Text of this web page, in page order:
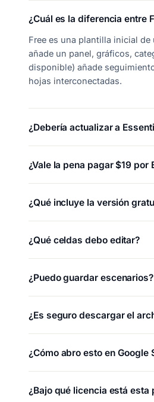
¿Cuál es la diferencia entre
Free es una plantilla inicial
añade un panel, gráficos,
disponible) añade
hojas interconectadas.
¿Debería actualizar a
¿Vale la pena pagar $19 por
¿Qué incluye la versión
¿Qué celdas debo editar?
¿Puedo guardar escenarios?
¿Es seguro descargar el
¿Cómo abro esto en Google
¿Bajo qué licencia está esta